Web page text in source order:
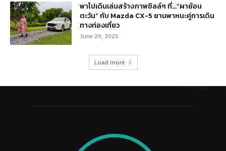
พาไปเดินเล่นสร้างภาพชิลล์ๆ ที่…“ผาย้อน
ตะวัน” กับ Mazda CX-5 ยานพาหนะคู่การเดิน
ทางท่องเที่ยว
June 29, 2025
Load more